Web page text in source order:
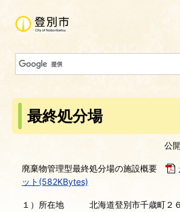
最終処分場
公
廃棄物管理型最終処分場の施設概要
ット(582KBytes)
１）所在地 北海道登別市千歳町２